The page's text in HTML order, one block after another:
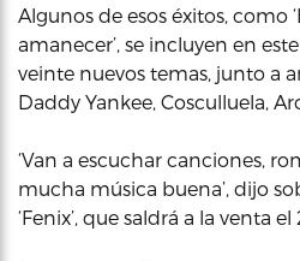
Algunos de esos éxitos, como
amanecer’, se incluyen en
veinte nuevos temas, junto a
Daddy Yankee, Cosculluela,
‘Van a escuchar canciones,
mucha música buena’, dijo
‘Fenix’, que saldrá a la venta